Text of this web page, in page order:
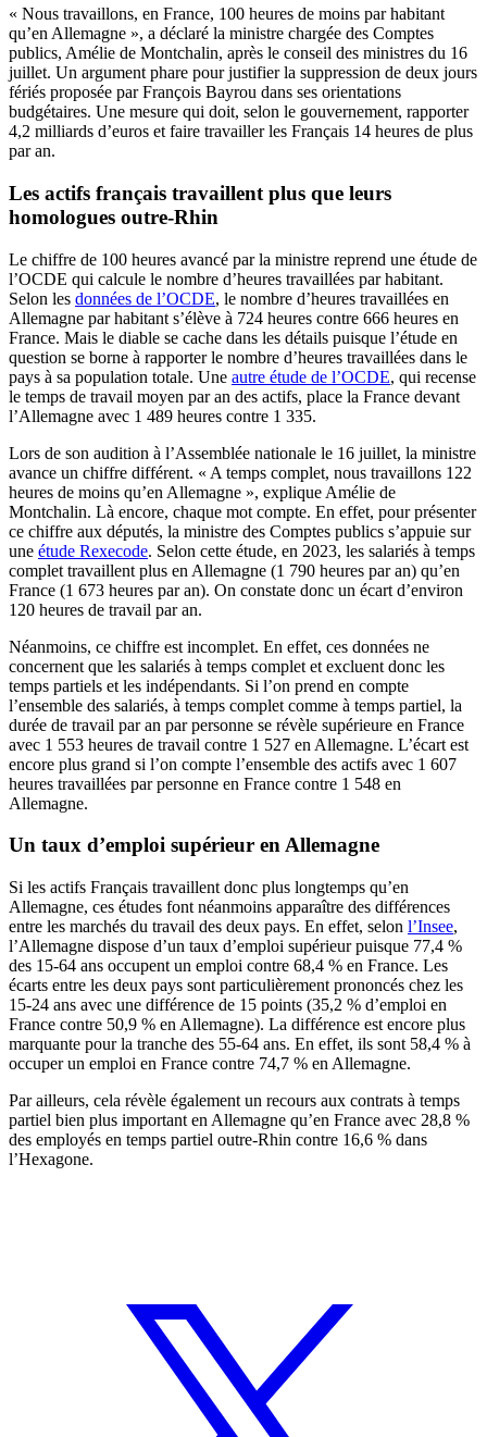
« Nous travaillons, en France, 100 heures de moins par habitant
qu’en Allemagne », a déclaré la ministre chargée des Comptes
publics, Amélie de Montchalin, après le conseil des ministres du 16
juillet. Un argument phare pour justifier la suppression de deux jours
fériés proposée par François Bayrou dans ses orientations
budgétaires. Une mesure qui doit, selon le gouvernement, rapporter
4,2 milliards d’euros et faire travailler les Français 14 heures de plus
par an.
Les actifs français travaillent plus que leurs
homologues outre-Rhin
Le chiffre de 100 heures avancé par la ministre reprend une étude de
l’OCDE qui calcule le nombre d’heures travaillées par habitant.
Selon les données de l’OCDE, le nombre d’heures travaillées en
Allemagne par habitant s’élève à 724 heures contre 666 heures en
France. Mais le diable se cache dans les détails puisque l’étude en
question se borne à rapporter le nombre d’heures travaillées dans le
pays à sa population totale. Une autre étude de l’OCDE, qui recense
le temps de travail moyen par an des actifs, place la France devant
l’Allemagne avec 1 489 heures contre 1 335.
Lors de son audition à l’Assemblée nationale le 16 juillet, la ministre
avance un chiffre différent. « A temps complet, nous travaillons 122
heures de moins qu’en Allemagne », explique Amélie de
Montchalin. Là encore, chaque mot compte. En effet, pour présenter
ce chiffre aux députés, la ministre des Comptes publics s’appuie sur
une étude Rexecode. Selon cette étude, en 2023, les salariés à temps
complet travaillent plus en Allemagne (1 790 heures par an) qu’en
France (1 673 heures par an). On constate donc un écart d’environ
120 heures de travail par an.
Néanmoins, ce chiffre est incomplet. En effet, ces données ne
concernent que les salariés à temps complet et excluent donc les
temps partiels et les indépendants. Si l’on prend en compte
l’ensemble des salariés, à temps complet comme à temps partiel, la
durée de travail par an par personne se révèle supérieure en France
avec 1 553 heures de travail contre 1 527 en Allemagne. L’écart est
encore plus grand si l’on compte l’ensemble des actifs avec 1 607
heures travaillées par personne en France contre 1 548 en
Allemagne.
Un taux d’emploi supérieur en Allemagne
Si les actifs Français travaillent donc plus longtemps qu’en
Allemagne, ces études font néanmoins apparaître des différences
entre les marchés du travail des deux pays. En effet, selon l’Insee,
l’Allemagne dispose d’un taux d’emploi supérieur puisque 77,4 %
des 15-64 ans occupent un emploi contre 68,4 % en France. Les
écarts entre les deux pays sont particulièrement prononcés chez les
15-24 ans avec une différence de 15 points (35,2 % d’emploi en
France contre 50,9 % en Allemagne). La différence est encore plus
marquante pour la tranche des 55-64 ans. En effet, ils sont 58,4 % à
occuper un emploi en France contre 74,7 % en Allemagne.
Par ailleurs, cela révèle également un recours aux contrats à temps
partiel bien plus important en Allemagne qu’en France avec 28,8 %
des employés en temps partiel outre-Rhin contre 16,6 % dans
l’Hexagone.